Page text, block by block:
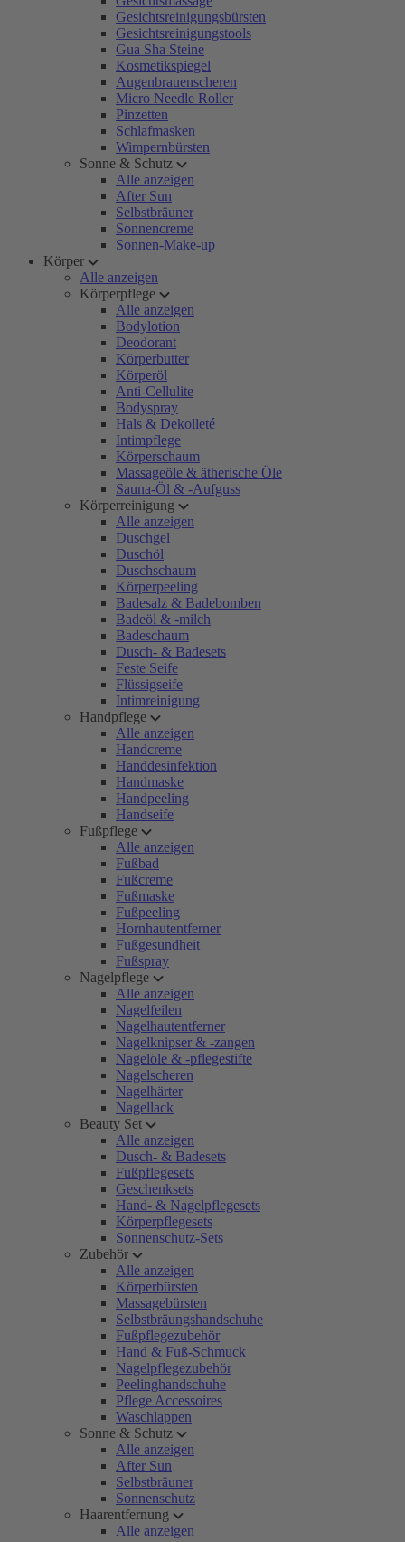
Gesichtsreinigungsbürsten
Gesichtsreinigungstools
Gua Sha Steine
Kosmetikspiegel
Augenbrauenscheren
Micro Needle Roller
Pinzetten
Schlafmasken
Wimpernbürsten
Sonne & Schutz
Alle anzeigen
After Sun
Selbstbräuner
Sonnencreme
Sonnen-Make-up
Körper
Alle anzeigen
Körperpflege
Alle anzeigen
Bodylotion
Deodorant
Körperbutter
Körperöl
Anti-Cellulite
Bodyspray
Hals & Dekolleté
Intimpflege
Körperschaum
Massageöle & ätherische Öle
Sauna-Öl & -Aufguss
Körperreinigung
Alle anzeigen
Duschgel
Duschöl
Duschschaum
Körperpeeling
Badesalz & Badebomben
Badeöl & -milch
Badeschaum
Dusch- & Badesets
Feste Seife
Flüssigseife
Intimreinigung
Handpflege
Alle anzeigen
Handcreme
Handdesinfektion
Handmaske
Handpeeling
Handseife
Fußpflege
Alle anzeigen
Fußbad
Fußcreme
Fußmaske
Fußpeeling
Hornhautentferner
Fußgesundheit
Fußspray
Nagelpflege
Alle anzeigen
Nagelfeilen
Nagelhautentferner
Nagelknipser & -zangen
Nagelöle & -pflegestifte
Nagelscheren
Nagelhärter
Nagellack
Beauty Set
Alle anzeigen
Dusch- & Badesets
Fußpflegesets
Geschenksets
Hand- & Nagelpflegesets
Körperpflegesets
Sonnenschutz-Sets
Zubehör
Alle anzeigen
Körperbürsten
Massagebürsten
Selbstbräungshandschuhe
Fußpflegezubehör
Hand & Fuß-Schmuck
Nagelpflegezubehör
Peelinghandschuhe
Pflege Accessoires
Waschlappen
Sonne & Schutz
Alle anzeigen
After Sun
Selbstbräuner
Sonnenschutz
Haarentfernung
Alle anzeigen